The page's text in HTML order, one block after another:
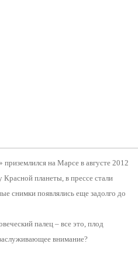
на Марсе в августе 2012
Красной планеты , в прессе стали
снимки появлялись еще задолго до
палец – все это, плод
внимание?